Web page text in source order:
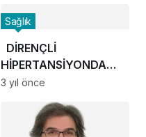
DİRENÇLİ
HİPERTANSİYONDA
‘RENAL
DENERVASYON’
YÖNTEMİ!
Sağlık
3 yıl önce